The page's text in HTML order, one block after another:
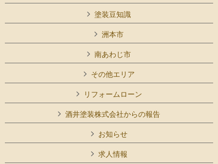
塗装豆知識
洲本市
南あわじ市
その他エリア
リフォームローン
酒井塗装株式会社からの報告
お知らせ
求人情報